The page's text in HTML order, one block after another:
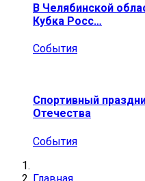
В Челябинской
Кубка Росс…
События
Спортивный
Отечества
События